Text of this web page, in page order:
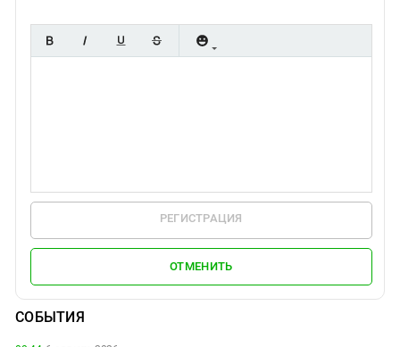
РЕГИСТРАЦИЯ
ОТМЕНИТЬ
СОБЫТИЯ